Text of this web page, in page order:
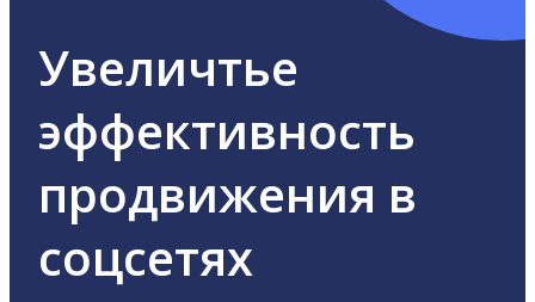
Увеличтье
эффективность
продвижения в
соцсетях